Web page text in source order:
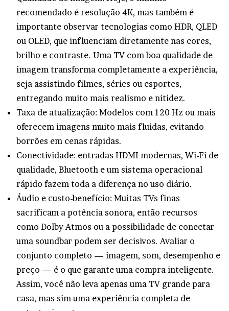
recomendado é resolução 4K, mas também é
importante observar tecnologias como HDR, QLED
ou OLED, que influenciam diretamente nas cores,
brilho e contraste. Uma TV com boa qualidade de
imagem transforma completamente a experiência,
seja assistindo filmes, séries ou esportes,
entregando muito mais realismo e nitidez.
Taxa de atualização: Modelos com 120 Hz ou mais
oferecem imagens muito mais fluidas, evitando
borrões em cenas rápidas.
Conectividade: entradas HDMI modernas, Wi-Fi de
qualidade, Bluetooth e um sistema operacional
rápido fazem toda a diferença no uso diário.
Áudio e custo-benefício: Muitas TVs finas
sacrificam a potência sonora, então recursos
como Dolby Atmos ou a possibilidade de conectar
uma soundbar podem ser decisivos. Avaliar o
conjunto completo — imagem, som, desempenho e
preço — é o que garante uma compra inteligente.
Assim, você não leva apenas uma TV grande para
casa, mas sim uma experiência completa de